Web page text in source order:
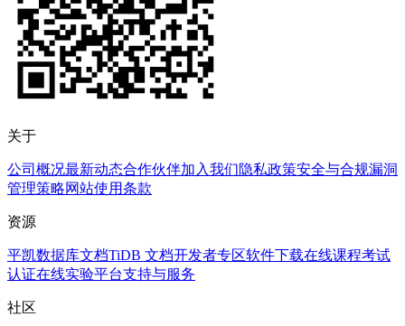
关于
公司概况最新动态合作伙伴加入我们隐私政策安全与合规漏洞
管理策略网站使用条款
资源
平凯数据库文档TiDB 文档开发者专区软件下载在线课程考试
认证在线实验平台支持与服务
社区